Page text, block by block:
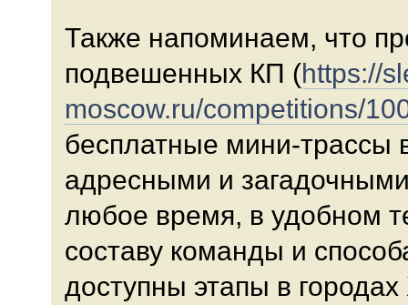
Также напоминаем, что
подвешенных КП (https://
moscow.ru/competitions/
бесплатные мини-трассы
адресными и
любое время, в удобном
составу команды и
доступны этапы в